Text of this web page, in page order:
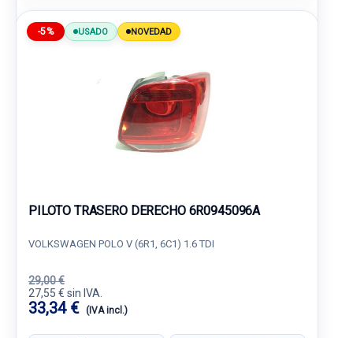
-5% USADO NOVEDAD
PILOTO TRASERO DERECHO 6R0945096A
VOLKSWAGEN POLO V (6R1, 6C1) 1.6 TDI
29,00 €
27,55 € sin IVA.
33,34 € (IVA incl.)